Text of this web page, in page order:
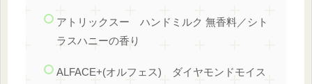
アトリックスー ハンドミルク 無香料／シト
ラスハニーの香り
ALFACE+(オルフェス) ダイヤモンドモイス